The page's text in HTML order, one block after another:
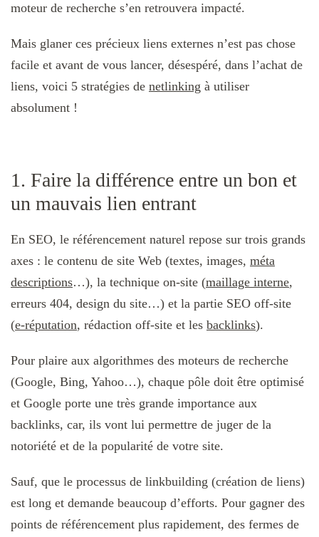
moteur de recherche s’en retrouvera impacté.
Mais glaner ces précieux liens externes n’est pas chose
facile et avant de vous lancer, désespéré, dans l’achat de
liens, voici 5 stratégies de netlinking à utiliser
absolument !
1. Faire la différence entre un bon et
un mauvais lien entrant
En SEO, le référencement naturel repose sur trois grands
axes : le contenu de site Web (textes, images, méta
descriptions…), la technique on-site (maillage interne,
erreurs 404, design du site…) et la partie SEO off-site
(e-réputation, rédaction off-site et les backlinks).
Pour plaire aux algorithmes des moteurs de recherche
(Google, Bing, Yahoo…), chaque pôle doit être optimisé
et Google porte une très grande importance aux
backlinks, car, ils vont lui permettre de juger de la
notoriété et de la popularité de votre site.
Sauf, que le processus de linkbuilding (création de liens)
est long et demande beaucoup d’efforts. Pour gagner des
points de référencement plus rapidement, des fermes de